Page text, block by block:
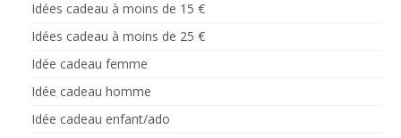
Idées cadeau à moins de 15 €
Idées cadeau à moins de 25 €
Idée cadeau femme
Idée cadeau homme
Idée cadeau enfant/ado